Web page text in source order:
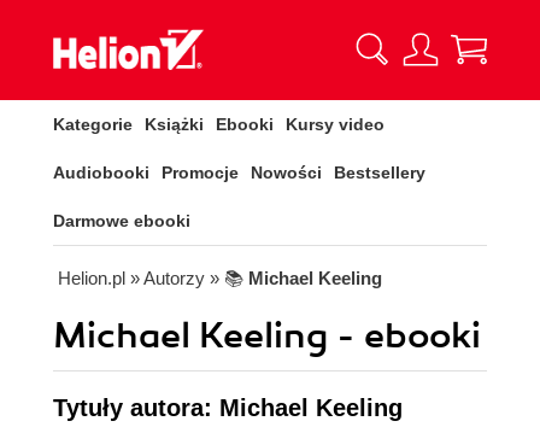
Kategorie Książki Ebooki Kursy video
Audiobooki Promocje Nowości Bestsellery
Darmowe ebooki
Helion.pl » Autorzy » 📚 Michael Keeling
Michael Keeling - ebooki
Tytuły autora: Michael Keeling